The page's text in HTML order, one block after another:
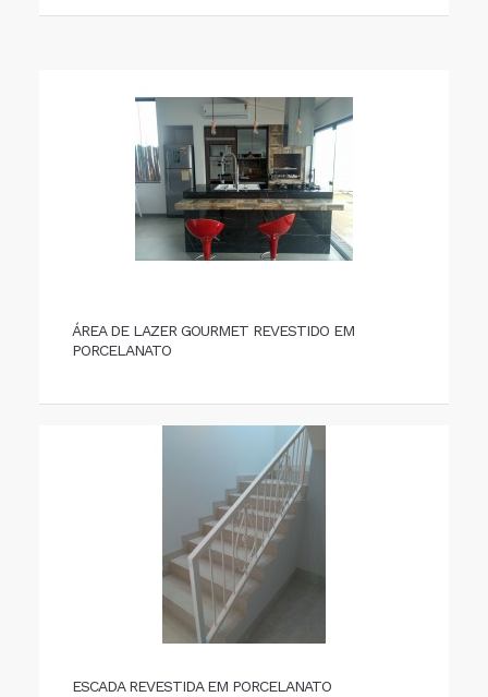
ÁREA DE LAZER GOURMET REVESTIDO EM
PORCELANATO
ESCADA REVESTIDA EM PORCELANATO